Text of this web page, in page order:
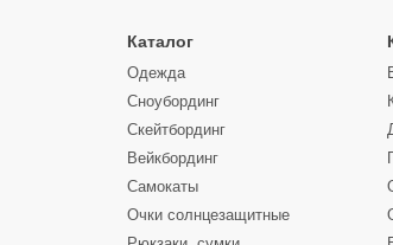
Каталог
Одежда
Сноубординг
Скейтбординг
Вейкбординг
Самокаты
Очки солнцезащитные